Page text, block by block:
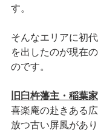
す。
そんなエリアに初
を出したのが現在
のです。
旧臼杵藩主・稲葉
喜楽庵の赴きある
放つ古い屏風があ